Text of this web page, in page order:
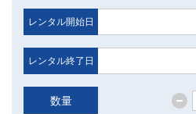
レンタル開始日
レンタル終了日
数量